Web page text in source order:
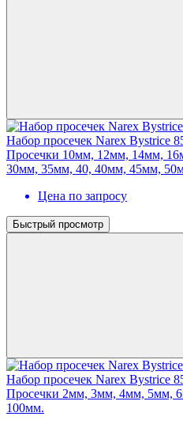
Набор просечек Narex Bystrice
Просечки 10мм, 12мм, 14мм,
30мм, 35мм, 40, 40мм, 45мм,
Цена по запросу
Быстрый просмотр
Набор просечек Narex Bystrice
Просечки 2мм, 3мм, 4мм, 5мм,
100мм.